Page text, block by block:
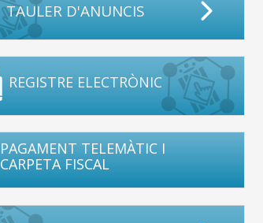
TAULER D'ANUNCIS
REGISTRE ELECTRÒNIC
PAGAMENT TELEMÀTIC I
CARPETA FISCAL